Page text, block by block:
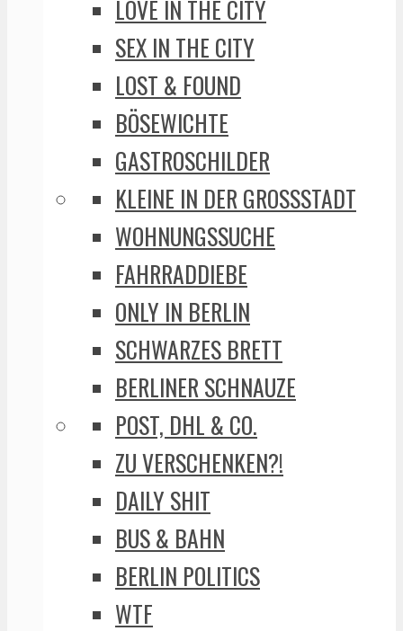
LOVE IN THE CITY
SEX IN THE CITY
LOST & FOUND
BÖSEWICHTE
GASTROSCHILDER
KLEINE IN DER GROSSSTADT
WOHNUNGSSUCHE
FAHRRADDIEBE
ONLY IN BERLIN
SCHWARZES BRETT
BERLINER SCHNAUZE
POST, DHL & CO.
ZU VERSCHENKEN?!
DAILY SHIT
BUS & BAHN
BERLIN POLITICS
WTF